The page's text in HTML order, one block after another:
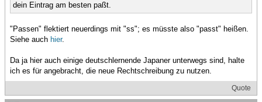
dein Eintrag am besten paßt.
"Passen" flektiert neuerdings mit "ss"; es müsste also "passt" heißen.
Siehe auch hier.
Da ja hier auch einige deutschlernende Japaner unterwegs sind, halte
ich es für angebracht, die neue Rechtschreibung zu nutzen.
Quote